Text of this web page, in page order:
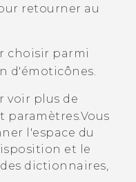
retourner au
choisir parmi
d'émoticônes.
voir plus de
paramètres.Vous
l'espace du
et le
dictionnaires,